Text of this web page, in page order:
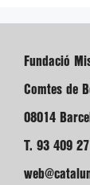
Fundació
Comtes de
08014
T. 93 409